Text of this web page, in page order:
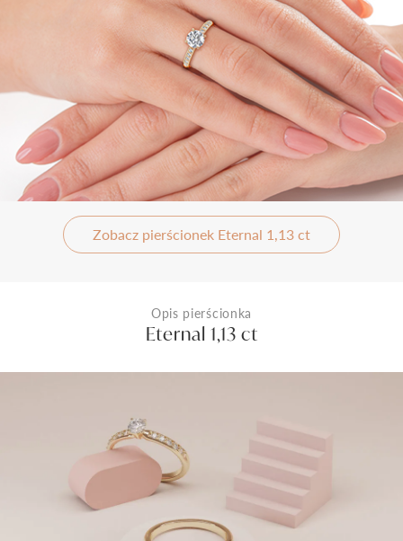
Zobacz pierścionek Eternal 1,13 ct
Opis pierścionka
Eternal 1,13 ct